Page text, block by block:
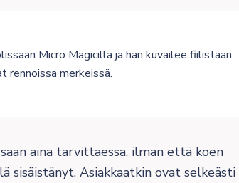
Micro Magicillä ja hän kuvailee fiilistään
rennoissa merkeissä.
aina tarvittaessa, ilman että koen
sisäistänyt. Asiakkaatkin ovat selkeästi